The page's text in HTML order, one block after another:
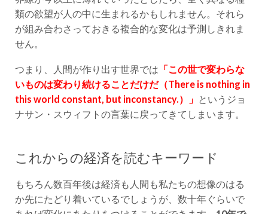
類の欲望が人の中に生まれるかもしれません。それら
が組み合わさっておきる複合的な変化は予測しきれま
せん。
つまり、人間が作り出す世界では
「この世で変わらな
いものは変わり続けることだけだ（There is nothing in
this world constant, but inconstancy.）」 というジョ
ナサン・スウィフトの言葉に戻ってきてしまいます。
これからの経済を読むキーワード
もちろん数百年後は経済も人間も私たちの想像のはる
か先にたどり着いているでしょうが、数十年ぐらいで
あれば変化にあたりをつけることができます。 10年で